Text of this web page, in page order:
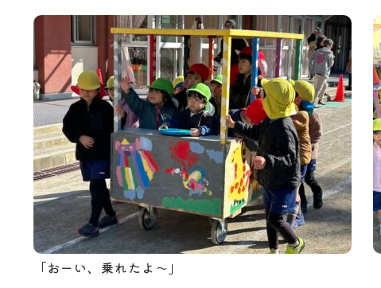
「おーい、乗れたよ～」